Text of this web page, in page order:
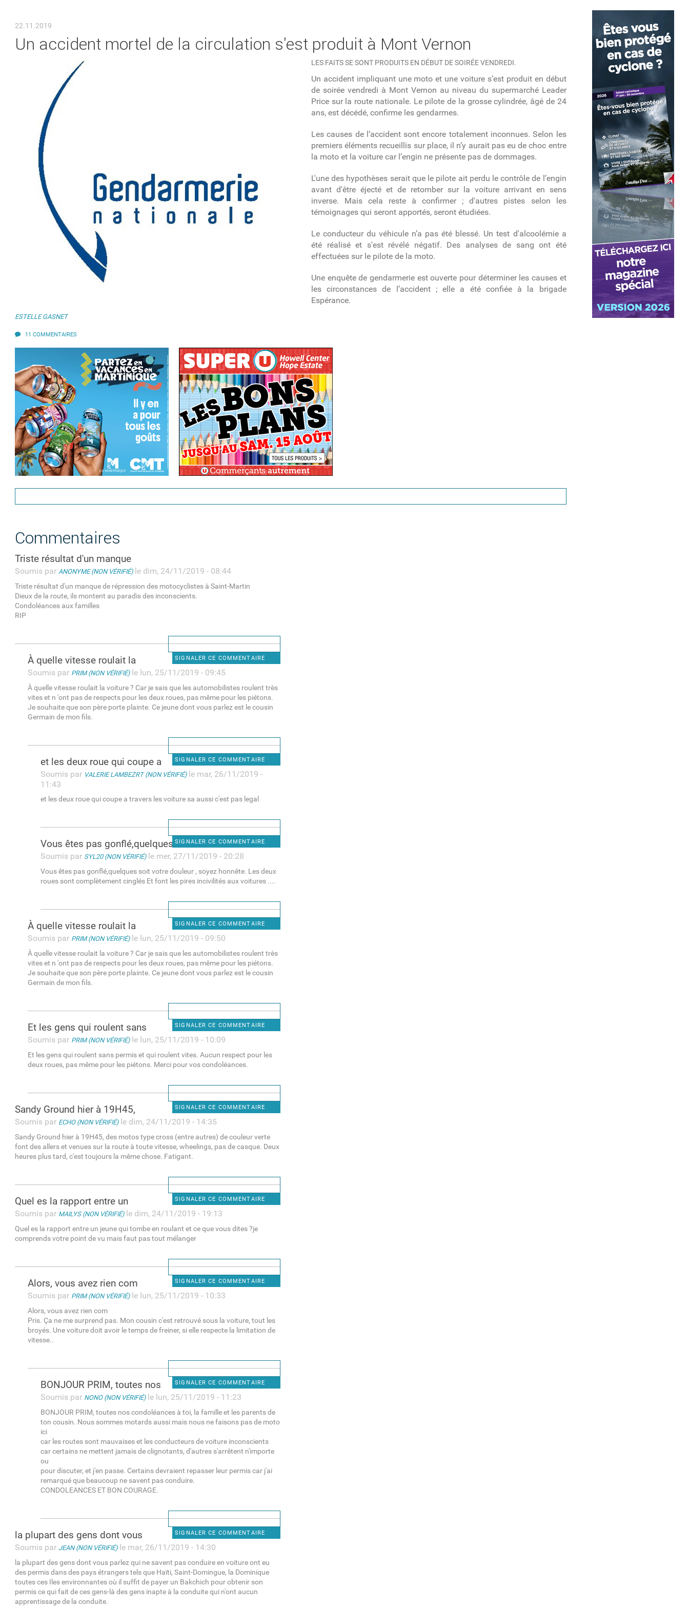
22.11.2019
Un accident mortel de la circulation s'est produit à Mont Vernon
LES FAITS SE SONT PRODUITS EN DÉBUT DE SOIRÉE VENDREDI.
Un accident impliquant une moto et une voiture s’est produit en début
de soirée vendredi à Mont Vernon au niveau du supermarché Leader
Price sur la route nationale. Le pilote de la grosse cylindrée, âgé de 24
ans, est décédé, confirme les gendarmes.
Les causes de l’accident sont encore totalement inconnues. Selon les
premiers éléments recueillis sur place, il n’y aurait pas eu de choc entre
la moto et la voiture car l’engin ne présente pas de dommages.
L'une des hypothèses serait que le pilote ait perdu le contrôle de l’engin
avant d'être éjecté et de retomber sur la voiture arrivant en sens
inverse. Mais cela reste à confirmer ; d'autres pistes selon les
témoignages qui seront apportés, seront étudiées.
Le conducteur du véhicule n’a pas été blessé. Un test d'alcoolémie a
été réalisé et s'est révélé négatif. Des analyses de sang ont été
effectuées sur le pilote de la moto.
Une enquête de gendarmerie est ouverte pour déterminer les causes et
les circonstances de l’accident ; elle a été confiée à la brigade
Espérance.
ESTELLE GASNET
11 COMMENTAIRES
Commentaires
Triste résultat d'un manque
Soumis parANONYME (NON VÉRIFIÉ)le dim, 24/11/2019 - 08:44
Triste résultat d'un manque de répression des motocyclistes à Saint-Martin
Dieux de la route, ils montent au paradis des inconscients.
Condoléances aux familles
RIP
SIGNALER CE COMMENTAIRE
À quelle vitesse roulait la
Soumis par PRIM (NON VÉRIFIÉ)le lun, 25/11/2019 - 09:45
À quelle vitesse roulait la voiture ? Car je sais que les automobilistes roulent très
vites et n 'ont pas de respects pour les deux roues, pas même pour les piétons.
Je souhaite que son père porte plainte. Ce jeune dont vous parlez est le cousin
Germain de mon fils.
SIGNALER CE COMMENTAIRE
et les deux roue qui coupe a
Soumis par VALERIE LAMBEZRT (NON VÉRIFIÉ)le mar, 26/11/2019 -
11:43
et les deux roue qui coupe a travers les voiture sa aussi c'est pas legal
SIGNALER CE COMMENTAIRE
Vous êtes pas gonflé,quelques
Soumis par SYL20 (NON VÉRIFIÉ)le mer, 27/11/2019 - 20:28
Vous êtes pas gonflé,quelques soit votre douleur , soyez honnête. Les deux
roues sont complètement cinglés Et font les pires incivilités aux voitures ....
SIGNALER CE COMMENTAIRE
À quelle vitesse roulait la
Soumis par PRIM (NON VÉRIFIÉ)le lun, 25/11/2019 - 09:50
À quelle vitesse roulait la voiture ? Car je sais que les automobilistes roulent très
vites et n 'ont pas de respects pour les deux roues, pas même pour les piétons.
Je souhaite que son père porte plainte. Ce jeune dont vous parlez est le cousin
Germain de mon fils.
SIGNALER CE COMMENTAIRE
Et les gens qui roulent sans
Soumis par PRIM (NON VÉRIFIÉ)le lun, 25/11/2019 - 10:09
Et les gens qui roulent sans permis et qui roulent vites. Aucun respect pour les
deux roues, pas même pour les piétons. Merci pour vos condoléances.
SIGNALER CE COMMENTAIRE
Sandy Ground hier à 19H45,
Soumis par ECHO (NON VÉRIFIÉ)le dim, 24/11/2019 - 14:35
Sandy Ground hier à 19H45, des motos type cross (entre autres) de couleur verte
font des allers et venues sur la route à toute vitesse, wheelings, pas de casque. Deux
heures plus tard, c'est toujours la même chose. Fatigant.
SIGNALER CE COMMENTAIRE
Quel es la rapport entre un
Soumis par MAILYS (NON VÉRIFIÉ)le dim, 24/11/2019 - 19:13
Quel es la rapport entre un jeune qui tombe en roulant et ce que vous dites ?je
comprends votre point de vu mais faut pas tout mélanger
SIGNALER CE COMMENTAIRE
Alors, vous avez rien com
Soumis par PRIM (NON VÉRIFIÉ)le lun, 25/11/2019 - 10:33
Alors, vous avez rien com
Pris. Ça ne me surprend pas. Mon cousin c'est retrouvé sous la voiture, tout les
broyés. Une voiture doit avoir le temps de freiner, si elle respecte la limitation de
vitesse..
SIGNALER CE COMMENTAIRE
BONJOUR PRIM, toutes nos
Soumis par NONO (NON VÉRIFIÉ)le lun, 25/11/2019 - 11:23
BONJOUR PRIM, toutes nos condoléances à toi, la famille et les parents de
ton cousin. Nous sommes motards aussi mais nous ne faisons pas de moto
ici
car les routes sont mauvaises et les conducteurs de voiture inconscients
car certains ne mettent jamais de clignotants, d'autres s'arrêtent n'importe
ou
pour discuter, et j'en passe. Certains devraient repasser leur permis car j'ai
remarqué que beaucoup ne savent pas conduire.
CONDOLEANCES ET BON COURAGE.
SIGNALER CE COMMENTAIRE
la plupart des gens dont vous
Soumis par JEAN (NON VÉRIFIÉ)le mar, 26/11/2019 - 14:30
la plupart des gens dont vous parlez qui ne savent pas conduire en voiture ont eu
des permis dans des pays étrangers tels que Haïti, Saint-Domingue, la Dominique
toutes ces Iles environnantes où il suffit de payer un Bakchich pour obtenir son
permis ce qui fait de ces gens-là des gens inapte à la conduite qui n'ont aucun
apprentissage de la conduite.